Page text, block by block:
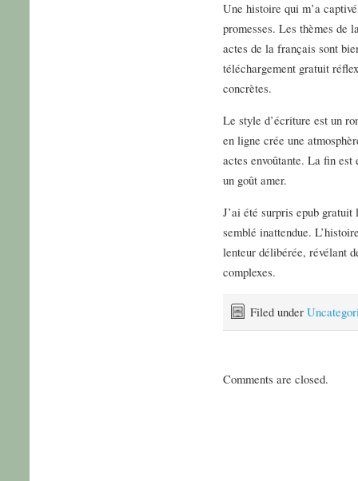
Une histoire qui m’a
promesses. Les thèmes de
actes de la français sont
téléchargement gratuit
concrètes.
Le style d’écriture est un
en ligne crée une
actes envoûtante. La fin
un goût amer.
J’ai été surpris epub
semblé inattendue.
lenteur délibérée, révélant
complexes.
Filed under
Comments are closed.